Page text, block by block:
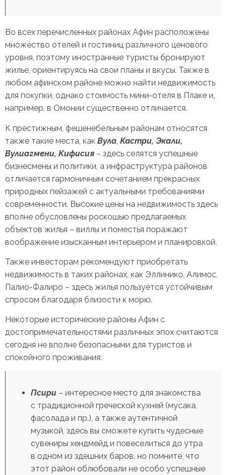
Во всех перечисленных районах Афин расположены
множество отелей и гостиниц различного ценового
уровня, поэтому иностранные туристы бронируют
жилье, ориентируясь на свои планы и вкусы. Также в
любом афинском районе можно найти недвижимость
для покупки, однако стоимость мини-отеля в Плаке и,
например, в Омонии существенно отличается.
К престижным, фешенебельным районам относятся
также такие места, как Вула Кастри, Экали,
Вулиагмени, Кифисия – здесь селятся успешные
бизнесмены и политики, а инфраструктура районов
отличается гармоничным сочетанием прекрасных
природных пейзажей с актуальными требованиями
современности. Высокие цены на недвижимость здесь
вполне обусловлены роскошью предлагаемых
объектов жилья – виллы и поместья поражают
воображение изысканным интерьером и планировкой.
Также инвесторам рекомендуют приобретать
недвижимость в таких районах, как Эллинико, Алимос,
Палио-Фалиро – здесь жилья пользуется устойчивым
спросом благодаря близости к морю.
Некоторые исторические районы Афин с
достопримечательностями различных эпох считаются
сегодня не вполне безопасными для туристов и
спокойного проживания:
Псири – интересное место для знакомства
с традиционной греческой кухней (мусака,
фасолада и пр.), а также аутентичной
музыкой, здесь вы сможете купить чудесные
сувениры хендмейд и повеселиться до утра
в одном из здешних баров, но помните, что
этот район облюбовали не особо успешные